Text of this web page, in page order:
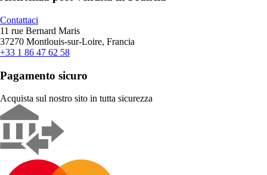
Contattaci
11 rue Bernard Maris
37270 Montlouis-sur-Loire, Francia
+33 1 86 47 62 58
Pagamento sicuro
Acquista sul nostro sito in tutta sicurezza